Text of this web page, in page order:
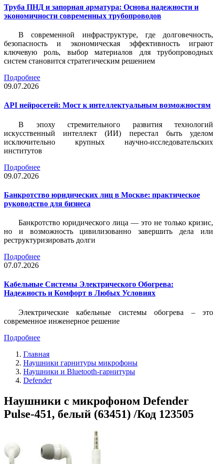
Труба ПНД и запорная арматура: Основа надежности и
экономичности современных трубопроводов
В современной инфраструктуре, где долговечность,
безопасность и экономическая эффективность играют
ключевую роль, выбор материалов для трубопроводных
систем становится стратегическим решением
Подробнее
09.07.2026
API нейросетей: Мост к интеллектуальным возможностям
В эпоху стремительного развития технологий
искусственный интеллект (ИИ) перестал быть уделом
исключительно крупных научно-исследовательских
институтов
Подробнее
09.07.2026
Банкротство юридических лиц в Москве: практическое
руководство для бизнеса
Банкротство юридического лица — это не только кризис,
но и возможность цивилизованно завершить дела или
реструктуризировать долги
Подробнее
07.07.2026
Кабельные Системы Электрического Обогрева:
Надежность и Комфорт в Любых Условиях
Электрические кабельные системы обогрева – это
современное инженерное решение
Подробнее
Главная
Наушники гарнитуры микрофоны
Наушники и Bluetooth-гарнитуры
Defender
Наушники с микрофоном Defender
Pulse-451, белый (63451) /Код 123505